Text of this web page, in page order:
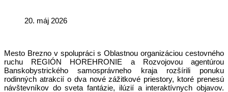
20. máj 2026
Mesto Brezno v spolupráci s Oblastnou organizáciou cestovného
ruchu REGIÓN HOREHRONIE a Rozvojovou agentúrou
Banskobystrického samosprávneho kraja rozšírili ponuku
rodinných atrakcií o dva nové zážitkové priestory, ktoré prenesú
návštevníkov do sveta fantázie, ilúzií a interaktívnych objavov.